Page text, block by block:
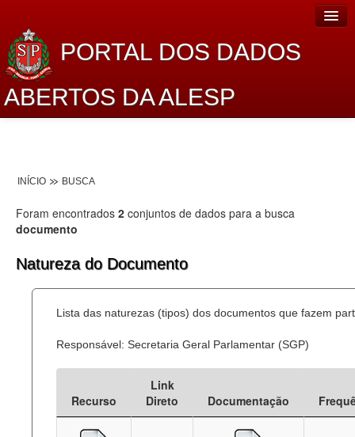
PORTAL DOS DADOS
ABERTOS DA ALESP
Lei de Acesso à Informação
Dados Governamentais Abertos
Planejamento
Catálogo de dados
Processo Legislativo
Administração
INÍCIO BUSCA
Foram encontrados 2 conjuntos de dados para a busca
documento
Natureza do Documento
Lista das naturezas (tipos) dos documentos que fazem
Responsável: Secretaria Geral Parlamentar (SGP)
Recurso
Link
Direto
Documentação